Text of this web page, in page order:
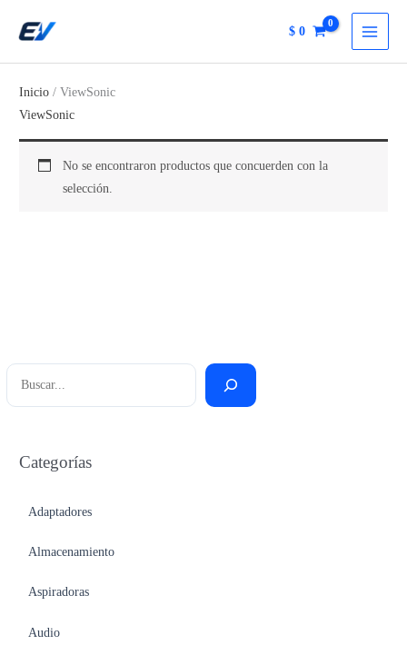
$ 0
Categorías
Adaptadores
Almacenamiento
Aspiradoras
Audio
Inicio / ViewSonic
ViewSonic
No se encontraron productos que concuerden con la
selección.